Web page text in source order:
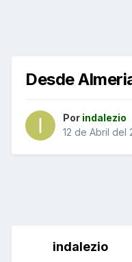
Desde
Por indalezio
12 de Abril del
indalezio